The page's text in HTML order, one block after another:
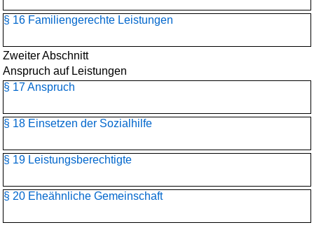
§ 16 Familiengerechte Leistungen
Zweiter Abschnitt
Anspruch auf Leistungen
§ 17 Anspruch
§ 18 Einsetzen der Sozialhilfe
§ 19 Leistungsberechtigte
§ 20 Eheähnliche Gemeinschaft